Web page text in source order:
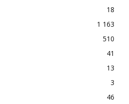
18
1 163
510
41
13
3
46